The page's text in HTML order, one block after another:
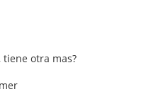
tiene otra mas?